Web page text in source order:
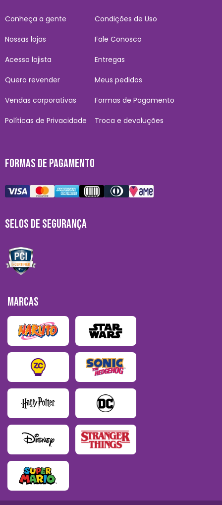
Conheça a gente
Nossas lojas
Acesso lojista
Quero revender
Vendas corporativas
Políticas de Privacidade
Condições de Uso
Fale Conosco
Entregas
Meus pedidos
Formas de Pagamento
Troca e devoluções
FORMAS DE PAGAMENTO
SELOS DE SEGURANÇA
MARCAS